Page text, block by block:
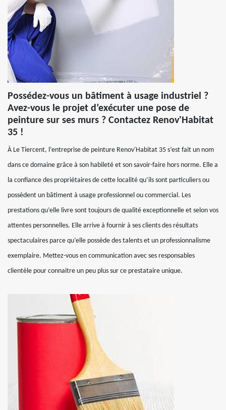
Possédez-vous un bâtiment à usage industriel ?
Avez-vous le projet d’exécuter une pose de
peinture sur ses murs ? Contactez Renov'Habitat
35 !
À Le Tiercent, l’entreprise de peinture Renov'Habitat 35 s’est fait un nom
dans ce domaine grâce à son habileté et son savoir-faire hors norme. Elle a
la confiance des propriétaires de cette localité qu’ils sont particuliers ou
possèdent un bâtiment à usage professionnel ou commercial. Les
prestations qu’elle livre sont toujours de qualité exceptionnelle et selon vos
attentes personnelles. Elle arrive à fournir à ses clients des résultats
spectaculaires parce qu’elle possède des talents et un professionnalisme
exemplaire. Mettez-vous en communication avec ses responsables
clientèle pour connaitre un peu plus sur ce prestataire unique.